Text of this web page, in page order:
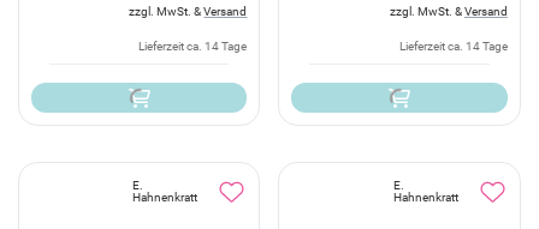
zzgl. MwSt. &Versand
Lieferzeit ca. 14 Tage
zzgl. MwSt. &Versand
Lieferzeit ca. 14 Tage
E.
Hahnenkratt
E.
Hahnenkratt